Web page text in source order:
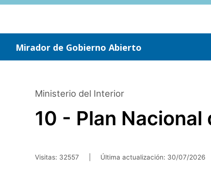
Saltar
Mirador de Gobierno Abierto
Ministerio del Interior
10 - Plan
Visitas: 32557 Última actualización: 30/07/2026